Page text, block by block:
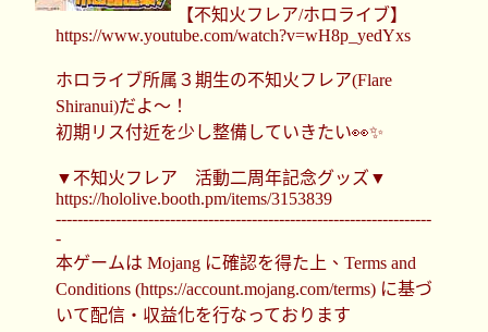
【不知火フレア/ホロライブ】
https://www.youtube.com/watch?v=wH8p_yedYxs
ホロライブ所属３期生の不知火フレア(Flare
Shiranui)だよ～！
初期リス付近を少し整備していきたい👀✨
▼不知火フレア 活動二周年記念グッズ▼
https://hololive.booth.pm/items/3153839
---------------------------------------------------------------------
-
本ゲームは Mojang に確認を得た上、Terms and
Conditions (https://account.mojang.com/terms) に基づ
いて配信・収益化を行なっております